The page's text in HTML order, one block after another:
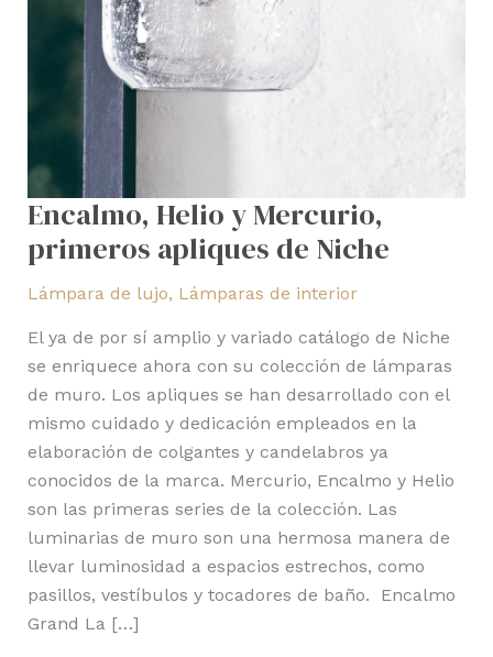
Encalmo, Helio y Mercurio,
primeros apliques de Niche
Lámpara de lujo, Lámparas de interior
El ya de por sí amplio y variado catálogo de Niche
se enriquece ahora con su colección de lámparas
de muro. Los apliques se han desarrollado con el
mismo cuidado y dedicación empleados en la
elaboración de colgantes y candelabros ya
conocidos de la marca. Mercurio, Encalmo y Helio
son las primeras series de la colección. Las
luminarias de muro son una hermosa manera de
llevar luminosidad a espacios estrechos, como
pasillos, vestíbulos y tocadores de baño. Encalmo
Grand La […]